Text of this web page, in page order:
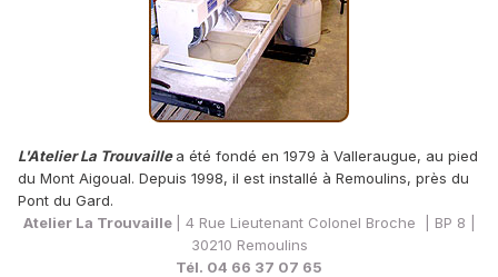
L'Atelier La Trouvaillea été fondé en 1979 à Valleraugue, au pied
du Mont Aigoual. Depuis 1998, il est installé à Remoulins, près du
Pont du Gard.
Atelier La Trouvaille
| 4 Rue Lieutenant Colonel Broche | BP 8 |
30210 Remoulins
Tél. 04 66 37 07 65